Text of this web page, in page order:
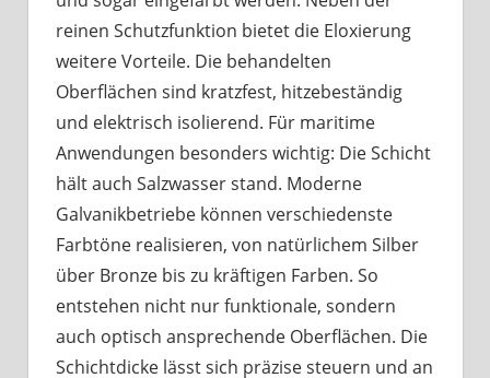
reinen Schutzfunktion bietet die Eloxierung
weitere Vorteile. Die behandelten
Oberflächen sind kratzfest, hitzebeständig
und elektrisch isolierend. Für maritime
Anwendungen besonders wichtig: Die Schicht
hält auch Salzwasser stand. Moderne
Galvanikbetriebe können verschiedenste
Farbtöne realisieren, von natürlichem Silber
über Bronze bis zu kräftigen Farben. So
entstehen nicht nur funktionale, sondern
auch optisch ansprechende Oberflächen. Die
Schichtdicke lässt sich präzise steuern und an